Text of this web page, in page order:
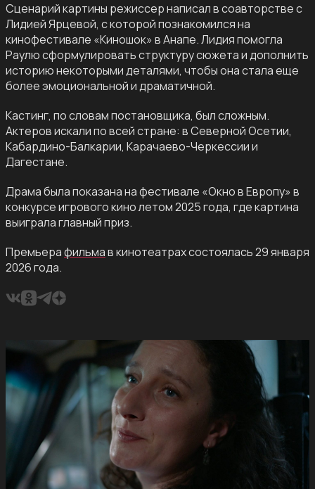
Сценарий картины режиссер написал в соавторстве с
Лидией Ярцевой, с которой познакомился на
кинофестивале «Киношок» в Анапе. Лидия помогла
Раулю сформулировать структуру сюжета и дополнить
историю некоторыми деталями, чтобы она стала еще
более эмоциональной и драматичной.
Кастинг, по словам постановщика, был сложным.
Актеров искали по всей стране: в Северной Осетии,
Кабардино-Балкарии, Карачаево-Черкессии и
Дагестане.
Драма была показана на фестивале «Окно в Европу» в
конкурсе игрового кино летом 2025 года, где картина
выиграла главный приз.
Премьерафильмав кинотеатрах состоялась 29 января
2026 года.